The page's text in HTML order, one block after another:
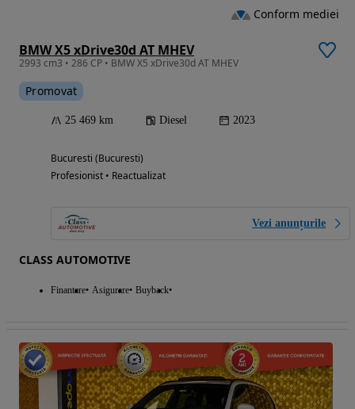
BMW X5 xDrive30d AT MHEV
2993 cm3 • 286 CP • BMW X5 xDrive30d AT MHEV
Promovat
25 469 km Diesel 2023
Bucuresti (Bucuresti)
Profesionist • Reactualizat
Vezi anunțurile
CLASS AUTOMOTIVE
Finantare Asigurare Buyback
Conform mediei